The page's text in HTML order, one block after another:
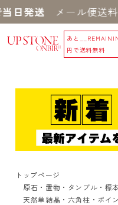
日発送メール便送料
あと
円で送料無料
トップページ
原石・置物・タンブル・標
天然単結晶・六角柱・ポイ